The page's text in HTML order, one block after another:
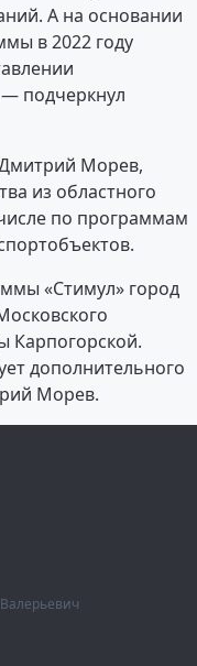
А на основании
в 2022 году
подчеркнул
Дмитрий Морев,
из областного
по программам
«Стимул» город
Карпогорской.
дополнительного
Морев.